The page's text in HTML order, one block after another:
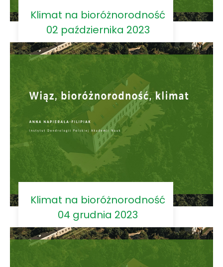
Klimat na bioróżnorodność
02 października 2023
Klimat na bioróżnorodność
04 grudnia 2023